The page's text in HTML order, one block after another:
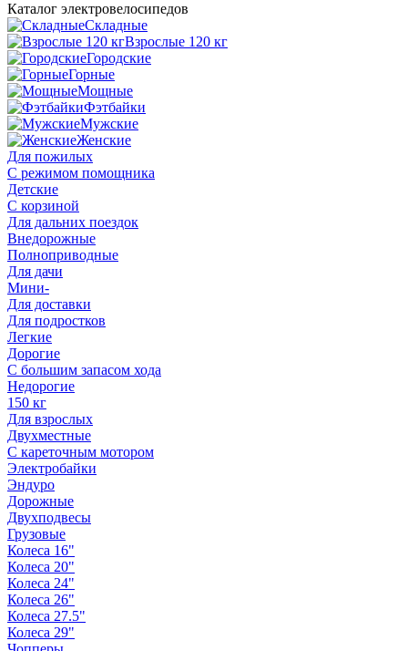
Каталог электровелосипедов
Складные
Взрослые 120 кг
Городские
Горные
Мощные
Фэтбайки
Мужские
Женские
Для пожилых
С режимом помощника
Детские
С корзиной
Для дальних поездок
Внедорожные
Полноприводные
Для дачи
Мини-
Для доставки
Для подростков
Легкие
Дорогие
С большим запасом хода
Недорогие
150 кг
Для взрослых
Двухместные
С кареточным мотором
Электробайки
Эндуро
Дорожные
Двухподвесы
Грузовые
Колеса 16"
Колеса 20"
Колеса 24"
Колеса 26"
Колеса 27.5"
Колеса 29"